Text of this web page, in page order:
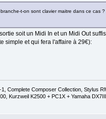
t-on sont clavier maitre dans ce cas ?
soit un Midi In et un Midi Out
simple et qui fera l'affaire à 29€):
Complete Composer Collection, Stylus
Kurzweil K2500 + PC1X + Yamaha